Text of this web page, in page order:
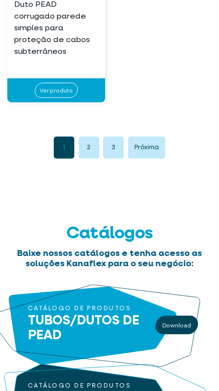
Duto PEAD
corrugado parede
simples para
proteção de cabos
subterrâneos
Ver produto
1 2 3 Próxima
Catálogos
Baixe nossos catálogos e tenha acesso as
soluções Kanaflex para o seu negócio:
CATÁLOGO DE PRODUTOS
TUBOS/DUTOS DE
PEAD
Download
CATÁLOGO DE PRODUTOS